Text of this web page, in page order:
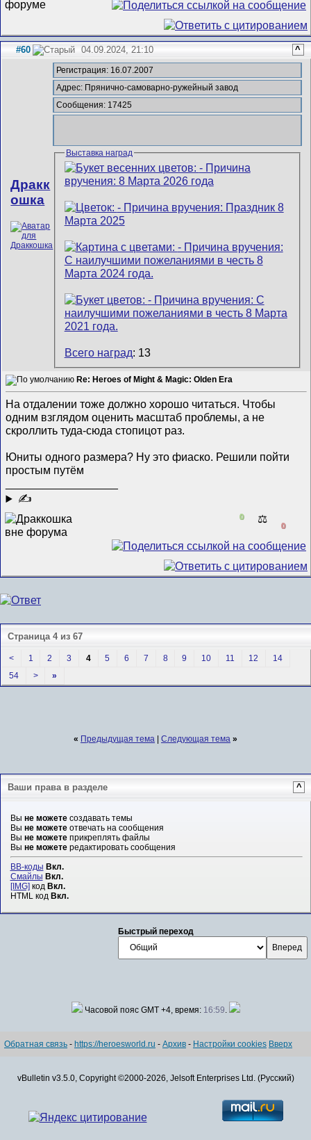
#60 04.09.2024, 21:10 ^
Дракк
ошка
Регистрация: 16.07.2007
Адрес: Прянично-самоварно-ружейный завод
Сообщения: 17425
Выставка наград
Всего наград: 13
Re: Heroes of Might & Magic: Olden Era
На отдалении тоже должно хорошо читаться. Чтобы
одним взглядом оценить масштаб проблемы, а не
скроллить туда-сюда стопицот раз.
Юниты одного размера? Ну это фиаско. Решили пойти
простым путём
✍
0 ⚖️
0
Страница 4 из 67
< 1 2 3 4 5 6 7 8 9 10 11 12
14
54
> »
« Предыдущая тема Следующая тема »
Ваши права в разделе ^
Вы не можетесоздавать темы
Вы не можетеотвечать на сообщения
Вы не можетеприкреплять файлы
Вы не можетередактировать сообщения
BB-коды Вкл.
Смайлы Вкл.
[IMG]код Вкл.
HTML код Вкл.
Быстрый переход
Часовой пояс GMT +4, время: 16:59.
Обратная связь - https://heroesworld.ru - Архив - Настройки cookies Вверх
vBulletin v3.5.0, Copyright ©2000-2026, Jelsoft Enterprises Ltd. (Русский)